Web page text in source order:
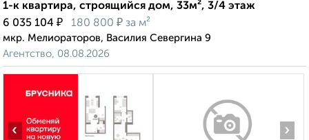
1-к квартира, строящийся дом, 33м², 3/4 этаж
6 035 104 ₽ 180 800 ₽ за м²
мкр. Мелиораторов, Василия Севергина 9
Агентство, 08.08.2026
‹ ›